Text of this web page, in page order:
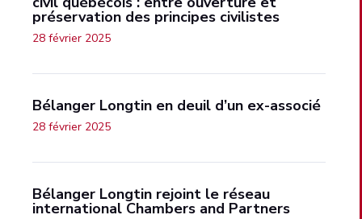
préservation des principes civilistes
28 février 2025
Bélanger Longtin en deuil d’un ex-associé
28 février 2025
Bélanger Longtin rejoint le réseau
international Chambers and Partners